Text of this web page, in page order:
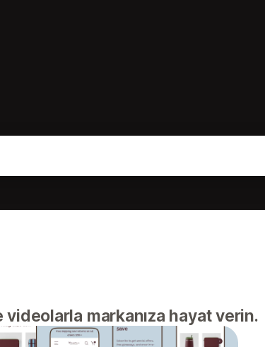
markanıza hayat verin.